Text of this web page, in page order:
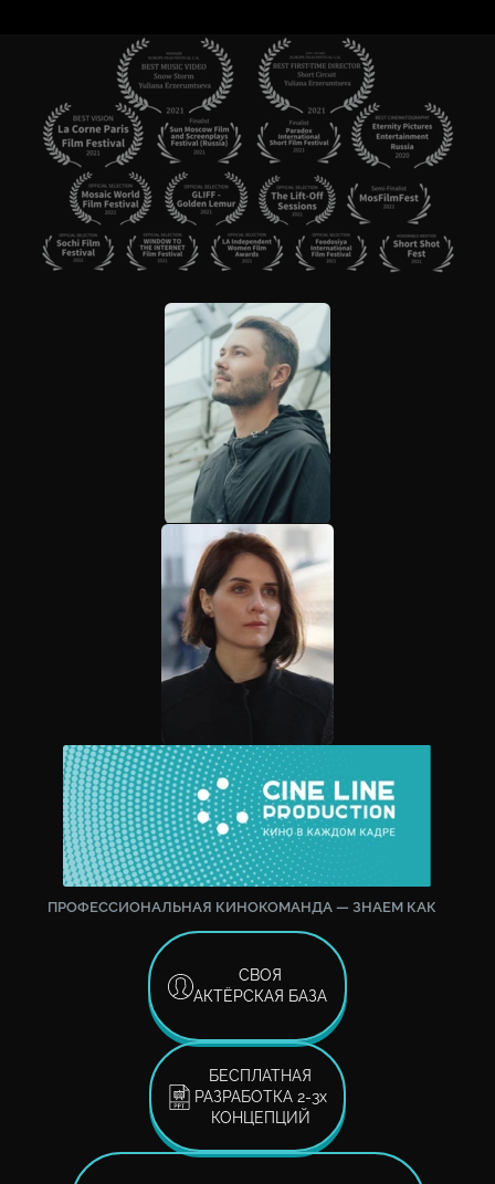
ПРОФЕССИОНАЛЬНАЯ КИНОКОМАНДА — ЗНАЕМ КАК
ВЫДЕЛИТЬ ВАШ БРЕНД,
ЧТОБЫ ИМИДЖЕВОЕ ВИДЕО ОКУПИЛОСЬ ЗА ГОД И
ПРОДАВАЛО ЕЩЁ ТРИ
Кирилл Егоров
Оператор-постановщик
Сооснователь Cine Line Pr.
Юлиана Эрзерумцева
Режиссёр, Сценарист
Сооснователь Cine Line Pr.
СВОЯ
АКТЁРСКАЯ БАЗА
БЕСПЛАТНАЯ
РАЗРАБОТКА 2-3х
КОНЦЕПЦИЙ